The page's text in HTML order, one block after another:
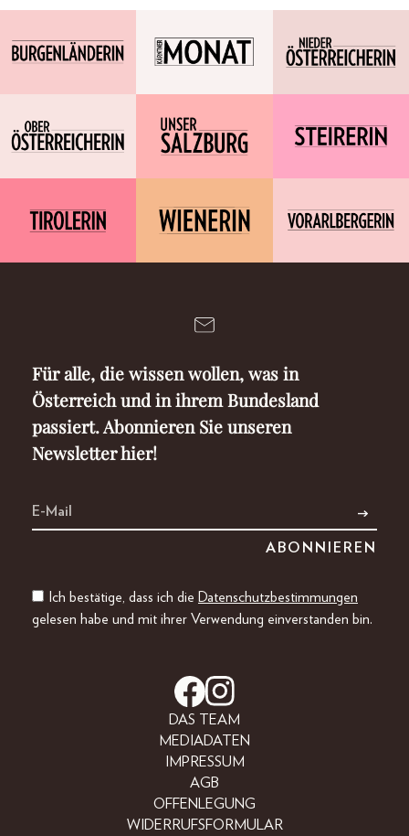
Für alle, die wissen wollen, was in
Österreich und in ihrem Bundesland
passiert. Abonnieren Sie unseren
Newsletter hier!
Ich bestätige, dass ich die Datenschutzbestimmungen
gelesen habe und mit ihrer Verwendung einverstanden bin.
DAS TEAM
MEDIADATEN
IMPRESSUM
AGB
OFFENLEGUNG
WIDERRUFSFORMULAR